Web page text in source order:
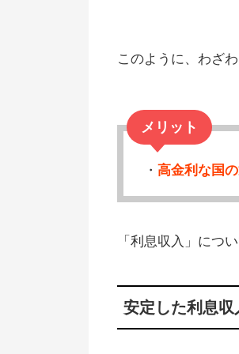
このように、わざ
メリット
・ 高金利な国
「利息収入」につ
安定した利息収